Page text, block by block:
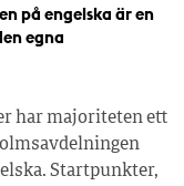
på engelska är en
egna
har majoriteten ett
Startpunkter,